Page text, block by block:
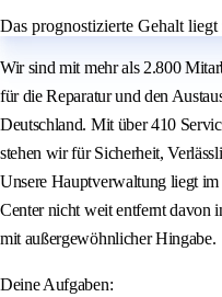
Das prognostizierte Gehalt
Wir sind mit mehr als 2.800
für die Reparatur und den
Deutschland. Mit über 410
stehen wir für Sicherheit,
Unsere Hauptverwaltung liegt
Center nicht weit entfernt davon
mit außergewöhnlicher Hingabe.
Deine Aufgaben: